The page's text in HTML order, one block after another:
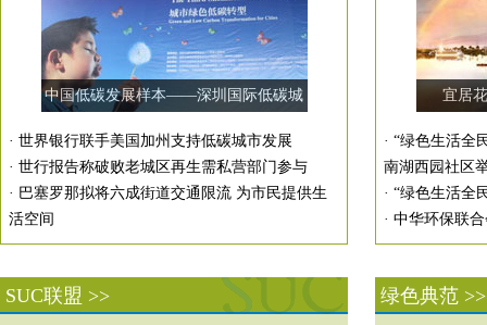
中国低碳发展样本——深圳国际低碳城
· 世界银行联手美国加州支持低碳城市发展
· 世行报告称破败老城区再生需私营部门参与
· 巴塞罗那拟将六成街道交通限流 为市民提供生
活空间
宜居
· “绿色生活全
南湖西园社区
· “绿色生活全
· 中华环保联
SUC联盟 >> 绿色典范 >>